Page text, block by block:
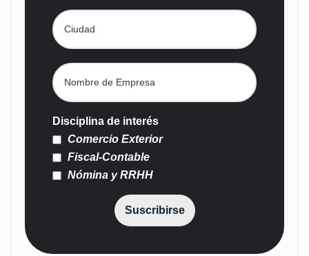
Disciplina de interés
Comercio Exterior
Fiscal-Contable
Nómina y RRHH
Suscribirse